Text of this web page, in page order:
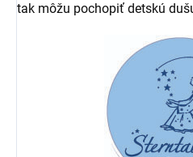
tak môžu pochopiť detskú